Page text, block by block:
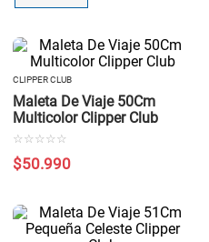
CLIPPER CLUB
Maleta De Viaje 50Cm
Multicolor Clipper Club
☆ ☆ ☆ ☆ ☆
$50.990